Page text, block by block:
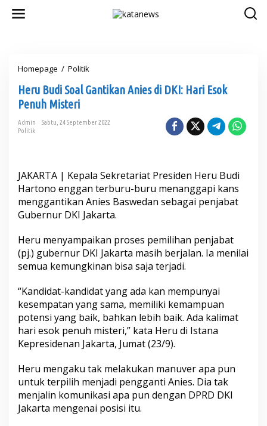
Homepage / Politik
r
u
a
l
G
a
n
i
k
a
n
n
i
e
s
d
i
K
I
:
H
a
Heru Budi Soal Gantikan Anies di DKI: Hari Esok
Penuh Misteri
Admin
Sabtu, 24 September 2022
Politik
JAKARTA | Kepala Sekretariat Presiden Heru Budi
Hartono enggan terburu-buru menanggapi kans
menggantikan Anies Baswedan sebagai penjabat
Gubernur DKI Jakarta.
Heru menyampaikan proses pemilihan penjabat
(pj.) gubernur DKI Jakarta masih berjalan. Ia menilai
semua kemungkinan bisa saja terjadi.
“Kandidat-kandidat yang ada kan mempunyai
kesempatan yang sama, memiliki kemampuan
potensi yang baik, bahkan lebih baik. Ada kalimat
hari esok penuh misteri,” kata Heru di Istana
Kepresidenan Jakarta, Jumat (23/9).
Heru mengaku tak melakukan manuver apa pun
untuk terpilih menjadi pengganti Anies. Dia tak
menjalin komunikasi apa pun dengan DPRD DKI
Jakarta mengenai posisi itu.